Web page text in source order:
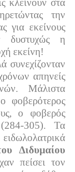
κλείνουν στα
την
για εκείνους
δυστυχώς η
εκείνη!
απηνείς
Μάλιστα
φοβερότερος
ο φοβερός
(284-305). Τα
Διδυμαίου
πείσει τον